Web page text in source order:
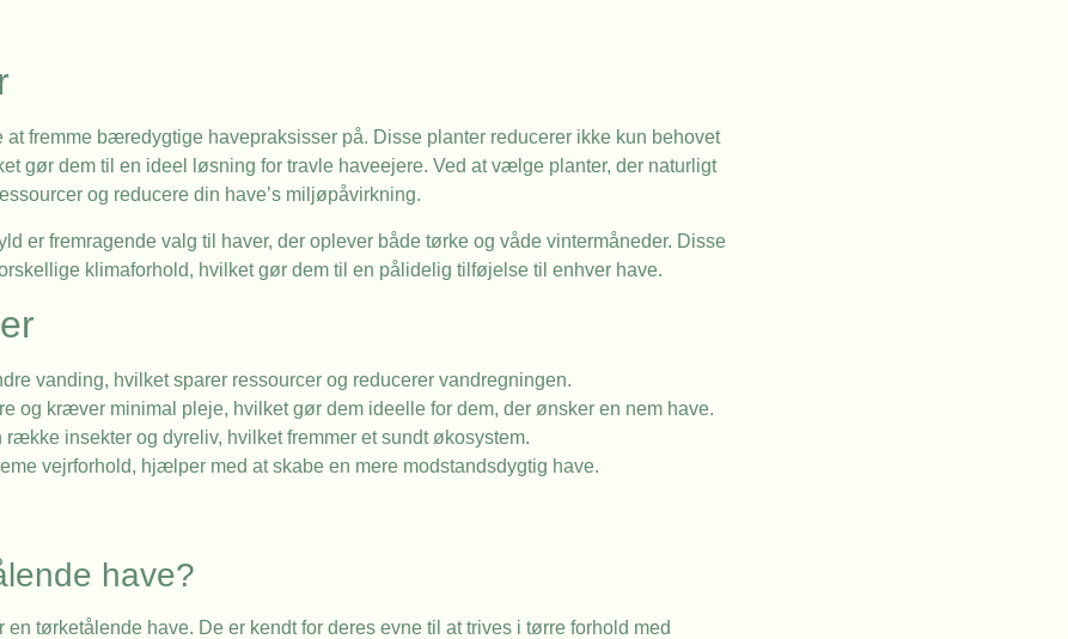
fremme bæredygtige havepraksisser på. Disse planter reducerer ikke kun behovet
gør dem til en ideel løsning for travle haveejere. Ved at vælge planter, der naturligt
og reducere din have’s miljøpåvirkning.
er fremragende valg til haver, der oplever både tørke og våde vintermåneder. Disse
klimaforhold, hvilket gør dem til en pålidelig tilføjelse til enhver have.
vanding, hvilket sparer ressourcer og reducerer vandregningen.
og kræver minimal pleje, hvilket gør dem ideelle for dem, der ønsker en nem have.
insekter og dyreliv, hvilket fremmer et sundt økosystem.
vejrforhold, hjælper med at skabe en mere modstandsdygtig have.
have?
tørketålende have. De er kendt for deres evne til at trives i tørre forhold med